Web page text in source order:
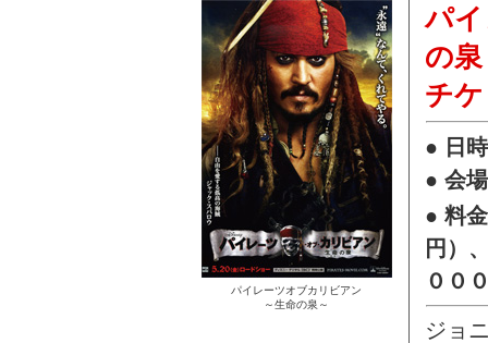
パイレーツオブカリビアン
～生命の泉～
パ
の
チ
● 日
● 会
● 料
円）
００
ジョ